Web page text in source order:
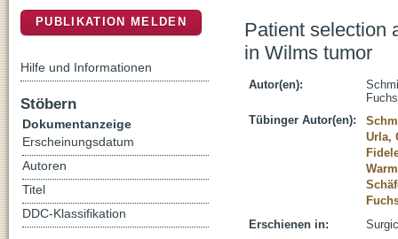
Patient selection
in Wilms tumor
Autor(en):
Tübinger Autor(en):
Urla,
Erschienen in:
PUBLIKATION MELDEN
Hilfe und Informationen
Stöbern
Dokumentanzeige
Erscheinungsdatum
Autoren
Titel
DDC-Klassifikation